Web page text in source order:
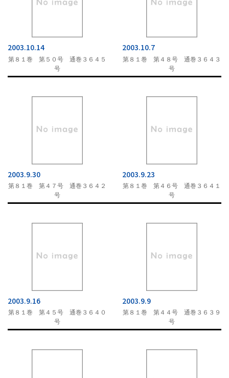
2003.10.14
第８１巻 第５０号 通巻３６４５
号
2003.10.7
第８１巻 第４８号 通巻３６４３
号
2003.9.30
第８１巻 第４７号 通巻３６４２
号
2003.9.23
第８１巻 第４６号 通巻３６４１
号
2003.9.16
第８１巻 第４５号 通巻３６４０
号
2003.9.9
第８１巻 第４４号 通巻３６３９
号